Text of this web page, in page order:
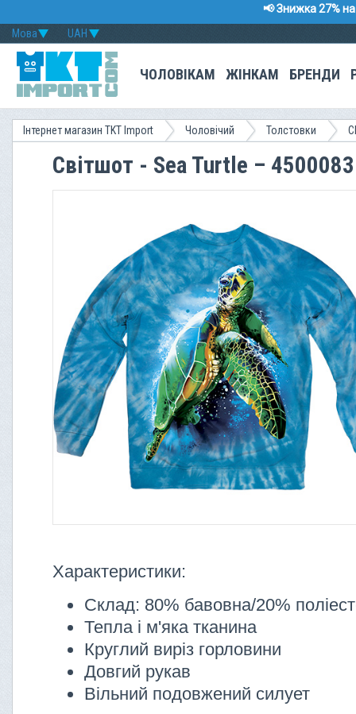
📢 Знижка 27%
UAH
Мова
ЧОЛОВІКАМ ЖІНКАМ БРЕНДИ
Інтернет магазин TKT Import Чоловічий Толстовки
Світшот - Sea Turtle – 4500083
Характеристики:
Склад: 80% бавовна/20%
Тепла і м'яка тканина
Круглий виріз горловини
Довгий рукав
Вільний подовжений силует